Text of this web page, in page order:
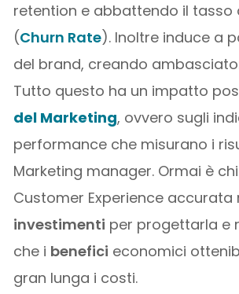
retention e abbattendo il tasso
(Churn Rate). Inoltre induce a
del brand, creando
Tutto questo ha un impatto
del Marketing, ovvero sugli
performance che misurano i
Marketing manager. Ormai è
Customer Experience accurata
investimenti per progettarla e
che i benefici economici
gran lunga i costi.